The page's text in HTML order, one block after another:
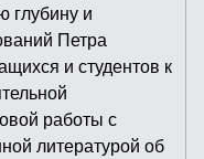
глубину и
Петра
и студентов к
работы с
литературой об